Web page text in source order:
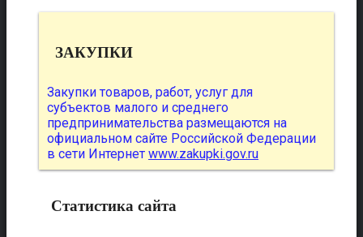
ЗАКУПКИ
Закупки товаров, работ, услуг для
субъектов малого и среднего
предпринимательства размещаются на
официальном сайте Российской Федерации
в сети Интернет www.zakupki.gov.ru
Статистика сайта